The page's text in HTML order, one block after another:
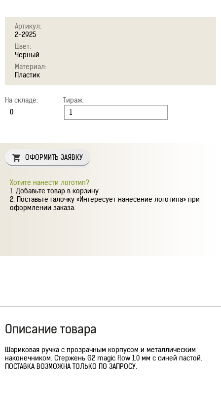
Артикул:
2-2925
Цвет:
Черный
Материал:
Пластик
На складе: Тираж:
ОФОРМИТЬ ЗАЯВКУ
Хотите нанести логотип?
Добавьте товар в корзину.
Поставьте галочку «Интересует нанесение логотипа» при
оформлении заказа.
Описание товара
Шариковая ручка с прозрачным корпусом и металлическим
наконечником. Стержень G2 magic flow 1.0 мм c синей пастой.
ПОСТАВКА ВОЗМОЖНА ТОЛЬКО ПО ЗАПРОСУ.